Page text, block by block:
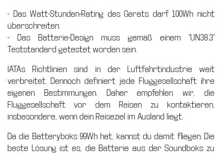
- Das Watt-Stunden-Rating des Geräts darf 100Wh nicht
überschreiten.
- Das Batterie-Design muss gemäß einem “UN38.3”
Teststandard getestet worden sein.
IATAs Richtlinien sind in der Luftfahrtindustrie weit
verbreitet. Dennoch definiert jede Fluggesellschaft ihre
eigenen Bestimmungen. Daher empfehlen wir, die
Fluggesellschaft vor dem Reisen zu kontaktieren,
insbesondere, wenn dein Reiseziel im Ausland liegt.
Da die Batteryboks 99Wh hat, kannst du damit fliegen. Die
beste Lösung ist es, die Batterie aus der Soundboks zu